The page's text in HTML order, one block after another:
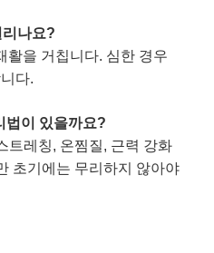
나요?
활을 거칩니다. 심한 경우
다.
법이 있을까요?
트레칭, 온찜질, 근력 강화
초기에는 무리하지 않아야